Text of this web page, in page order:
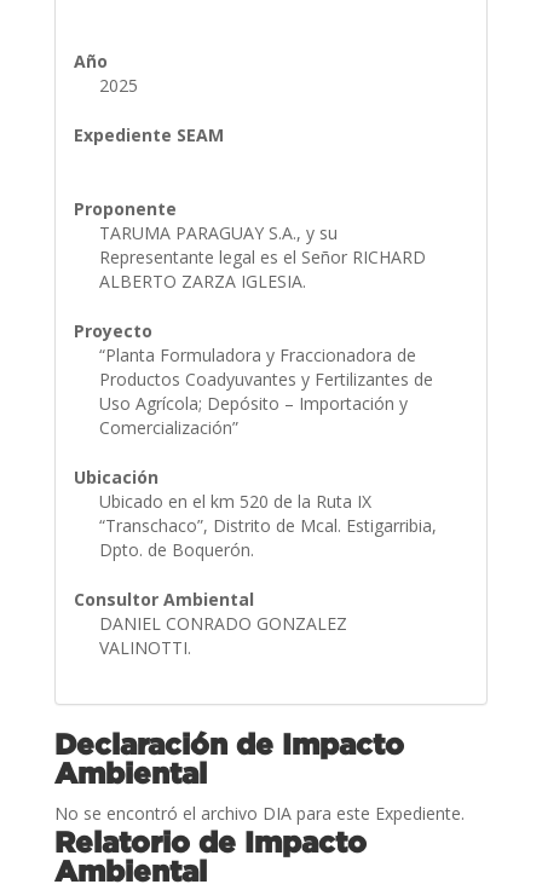
Año
2025
Expediente SEAM
Proponente
TARUMA PARAGUAY S.A., y su
Representante legal es el Señor RICHARD
ALBERTO ZARZA IGLESIA.
Proyecto
“Planta Formuladora y Fraccionadora de
Productos Coadyuvantes y Fertilizantes de
Uso Agrícola; Depósito – Importación y
Comercialización”
Ubicación
Ubicado en el km 520 de la Ruta IX
“Transchaco”, Distrito de Mcal. Estigarribia,
Dpto. de Boquerón.
Consultor Ambiental
DANIEL CONRADO GONZALEZ
VALINOTTI.
Declaración de Impacto
Ambiental
No se encontró el archivo DIA para este Expediente.
Relatorio de Impacto
Ambiental